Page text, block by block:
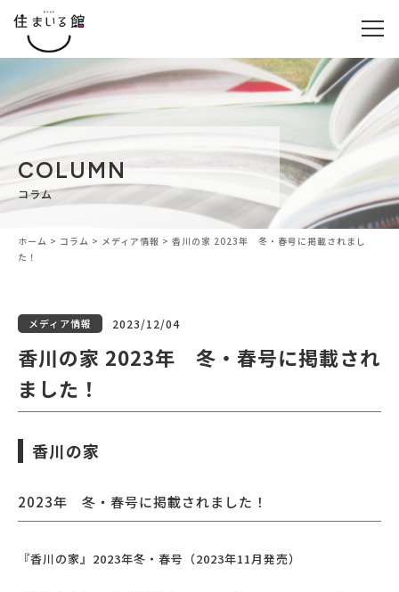
COLUMN
コラム
ホーム > コラム > メディア情報 > 香川の家 2023年 冬・春号に掲載されまし
た！
メディア情報 2023/12/04
香川の家 2023年 冬・春号に掲載され
ました！
香川の家
2023年 冬・春号に掲載されました！
『香川の家』2023年冬・春号（2023年11月発売）